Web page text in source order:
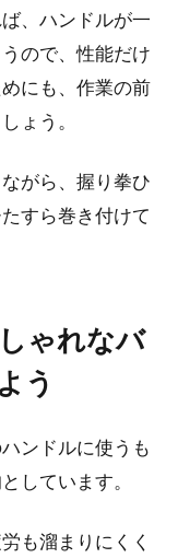
立ち寄った時や、高速
ミングでチェックしま
、ハンドルが一
ので、性能だけ
にも、作業の前
ょう。
がら、握り拳ひ
すら巻き付けて
ゃれなバ
う
ンドルに使うも
しています。
も溜まりにくく